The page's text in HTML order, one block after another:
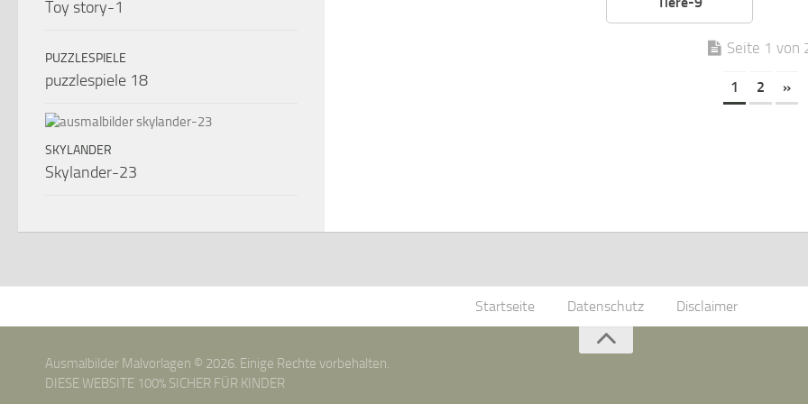
Seite 1 von
1 2 »
Toy story-1
PUZZLESPIELE
puzzlespiele 18
SKYLANDER
Skylander-23
Startseite Datenschutz Disclaimer
Ausmalbilder Malvorlagen © 2026. Einige Rechte vorbehalten.
DIESE WEBSITE 100% SICHER FÜR KINDER